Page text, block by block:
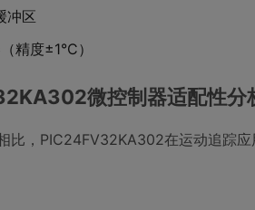
冲区
精度±1°C）
微控制器适配性分
比，PIC24FV32KA302在运动追踪